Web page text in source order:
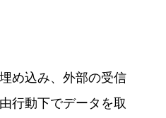
め込み、外部の受信
行動下でデータを取